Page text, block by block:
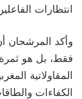
انتظارات
وأكد المرشحان
فقط، بل هو
المقاولاتية
الكفاءات